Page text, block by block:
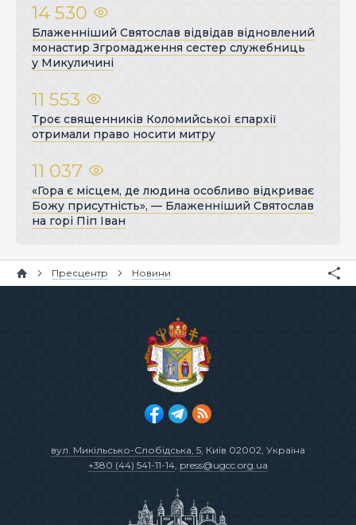
14 530
Блаженніший Святослав відвідав відновлений
монастир Згромадження сестер служебниць
у Микуличині
11 553
Троє священників Коломийської єпархії
отримали право носити митру
11 037
«Гора є місцем, де людина особливо відкриває
Божу присутність», — Блаженніший Святослав
на горі Піп Іван
Пресцентр Новини
вул. Микільсько-Слобідська, 5, Київ 02002, Україна
+380 (44) 541-11-14, press@ugcc.org.ua